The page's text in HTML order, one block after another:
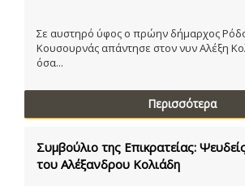
Σε αυστηρό ύφος ο πρώην δήμαρχος
Κουσουρνάς απάντησε στον νυν Αλέξη
όσα...
Περισσότερα
Συμβούλιο της Επικρατείας:
του Αλέξανδρου Κολιάδη